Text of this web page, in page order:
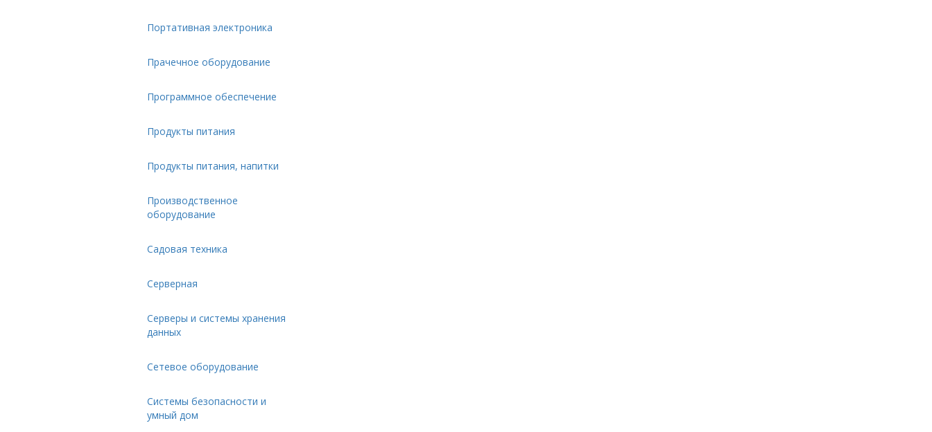
Портативная электроника
Прачечное оборудование
Программное обеспечение
Продукты питания
Продукты питания, напитки
Производственное
оборудование
Садовая техника
Серверная
Серверы и системы хранения
данных
Сетевое оборудование
Системы безопасности и
умный дом